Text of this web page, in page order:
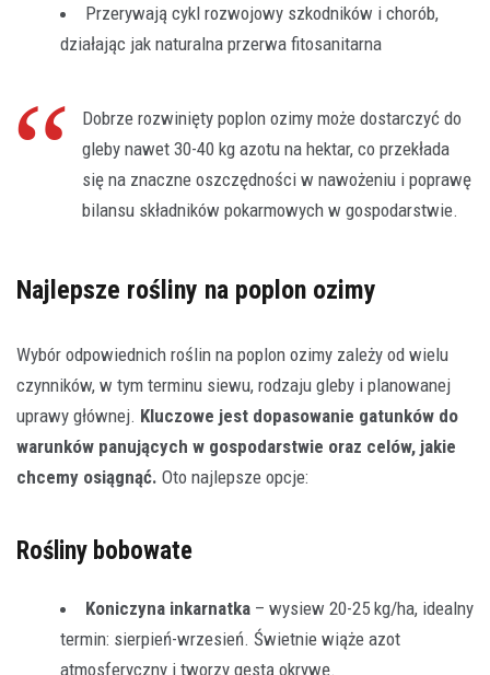
Przerywają cykl rozwojowy szkodników i chorób,
działając jak naturalna przerwa fitosanitarna
Dobrze rozwinięty poplon ozimy może dostarczyć do
gleby nawet 30-40 kg azotu na hektar, co przekłada
się na znaczne oszczędności w nawożeniu i poprawę
bilansu składników pokarmowych w gospodarstwie.
Najlepsze rośliny na poplon ozimy
Wybór odpowiednich roślin na poplon ozimy zależy od wielu
czynników, w tym terminu siewu, rodzaju gleby i planowanej
uprawy głównej. Kluczowe jest dopasowanie gatunków do
warunków panujących w gospodarstwie oraz celów, jakie
chcemy osiągnąć. Oto najlepsze opcje:
Rośliny bobowate
Koniczyna inkarnatka – wysiew 20-25 kg/ha, idealny
termin: sierpień-wrzesień. Świetnie wiąże azot
atmosferyczny i tworzy gęstą okrywę.